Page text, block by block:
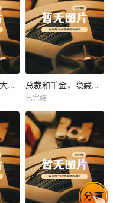
甜蜜婚宠：残疾大佬夜夜撩 热播
未知
总裁和千金，隐藏身份闪婚了
已完结